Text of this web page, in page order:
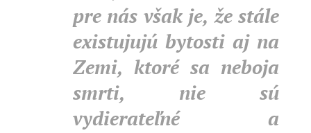
pre nás však je, že stále
existujujú bytosti aj na
Zemi, ktoré sa neboja
smrti, nie sú
vydierateľné a